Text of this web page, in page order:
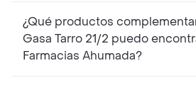
¿Qué productos complementarios a
Gasa Tarro 21/2 puedo encontrar en
Farmacias Ahumada?